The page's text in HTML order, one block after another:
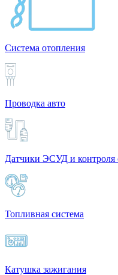
Система отопления
Проводка авто
Датчики ЭСУД и контроля
Топливная система
Катушка зажигания